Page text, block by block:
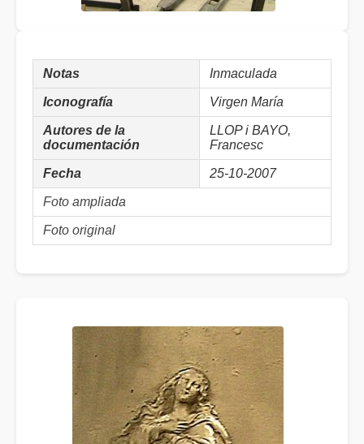
Notas Inmaculada
Iconografía Virgen María
Autores de la
documentación
LLOP i BAYO,
Francesc
Fecha 25-10-2007
Foto ampliada
Foto original